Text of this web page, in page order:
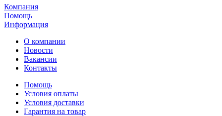
Компания
Помощь
Информация
О компании
Новости
Вакансии
Контакты
Помощь
Условия оплаты
Условия доставки
Гарантия на товар